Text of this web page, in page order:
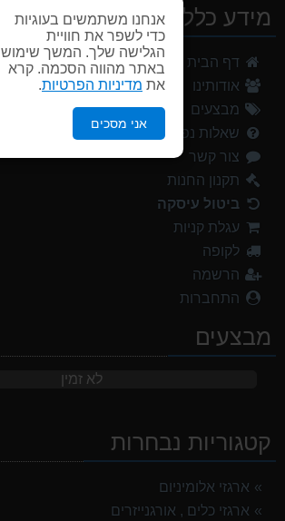
אנחנו משתמשים בעוגיות
כדי לשפר את חוויית
הגלישה שלך. המשך שימוש
באתר מהווה הסכמה. קרא
את מדיניות הפרטיות.
אני מסכים
מידע כללי
דף הבית
אודותינו
מבצעים
שאלות נפוצות
צור קשר
תקנון החנות
ביטול עיסקה
עגלת קניות
לקופה
הרשמה
התחברות
מבצעים
לא זמין
קטגוריות נבחרות
ארגזי אלומיניום
ארגזי כלים , אורגנייזרים